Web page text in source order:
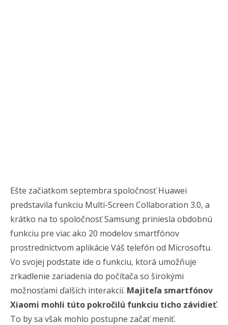
Ešte začiatkom septembra spoločnosť Huawei
predstavila funkciu Multi-Screen Collaboration 3.0, a
krátko na to spoločnosť Samsung priniesla obdobnú
funkciu pre viac ako 20 modelov smartfónov
prostredníctvom aplikácie Váš telefón od Microsoftu.
Vo svojej podstate ide o funkciu, ktorá umožňuje
zrkadlenie zariadenia do počítača so širokými
možnosťami ďalších interakcií. Majiteľa smartfónov
Xiaomi mohli túto pokročilú funkciu ticho závidieť.
To by sa však mohlo postupne začať meniť.